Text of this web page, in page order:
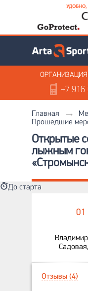
ОРГАНИЗАЦИЯ
+7 916
Главная
Прошедшие
Открытые
лыжным
До старта
01
Отзывы (4)